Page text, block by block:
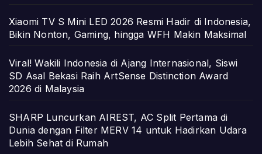
Xiaomi TV S Mini LED 2026 Resmi Hadir di Indonesia,
Bikin Nonton, Gaming, hingga WFH Makin Maksimal
Viral! Wakili Indonesia di Ajang Internasional, Siswi
SD Asal Bekasi Raih ArtSense Distinction Award
2026 di Malaysia
SHARP Luncurkan AIREST, AC Split Pertama di
Dunia dengan Filter MERV 14 untuk Hadirkan Udara
Lebih Sehat di Rumah